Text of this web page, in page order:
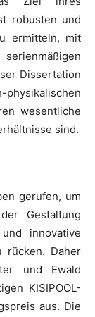
robusten und
ermitteln, mit
Dissertation
wesentliche
sind.
gerufen, um
Gestaltung
innovative
rücken. Daher
und Ewald
KISIPOOL-
aus. Die